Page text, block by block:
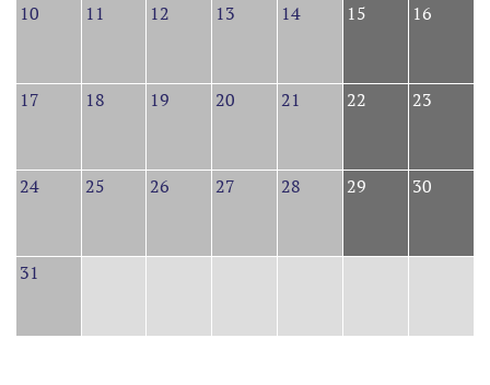
10 11 12 13 14 15 16
17 18 19 20 21 22 23
24 25 26 27 28 29 30
31